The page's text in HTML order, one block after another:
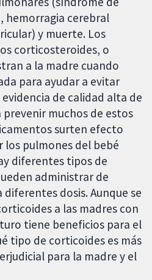
hemorragia cerebral
y muerte. Los
corticosteroides, o
a la madre cuando
para ayudar a evitar
de calidad alta de
muchos de estos
surten efecto
los pulmones del bebé
diferentes tipos de
administrar de
dosis. Aunque se
a las madres con
tiene beneficios para el
tipo de corticoides es más
para la madre y el